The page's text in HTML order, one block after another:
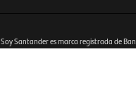
Soy Santander es marca registrada de